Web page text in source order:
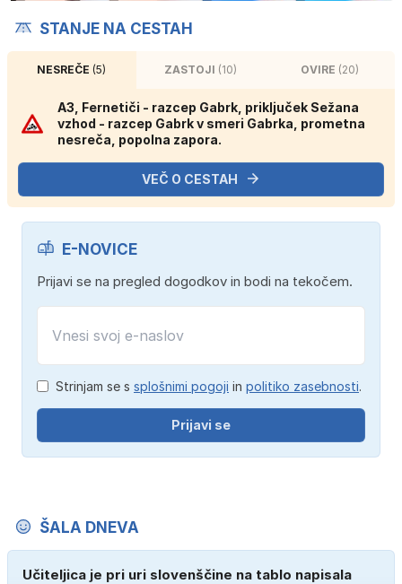
STANJE NA CESTAH
NESREČE(5) ZASTOJI (10) OVIRE (20)
A3, Fernetiči - razcep Gabrk, priključek Sežana
vzhod - razcep Gabrk v smeri Gabrka, prometna
nesreča, popolna zapora.
VEČ O CESTAH
E-NOVICE
Prijavi se na pregled dogodkov in bodi na tekočem.
Strinjam se s splošnimi pogoji in politiko zasebnosti.
Prijavi se
ŠALA DNEVA
Učiteljica je pri uri slovenščine na tablo napisala